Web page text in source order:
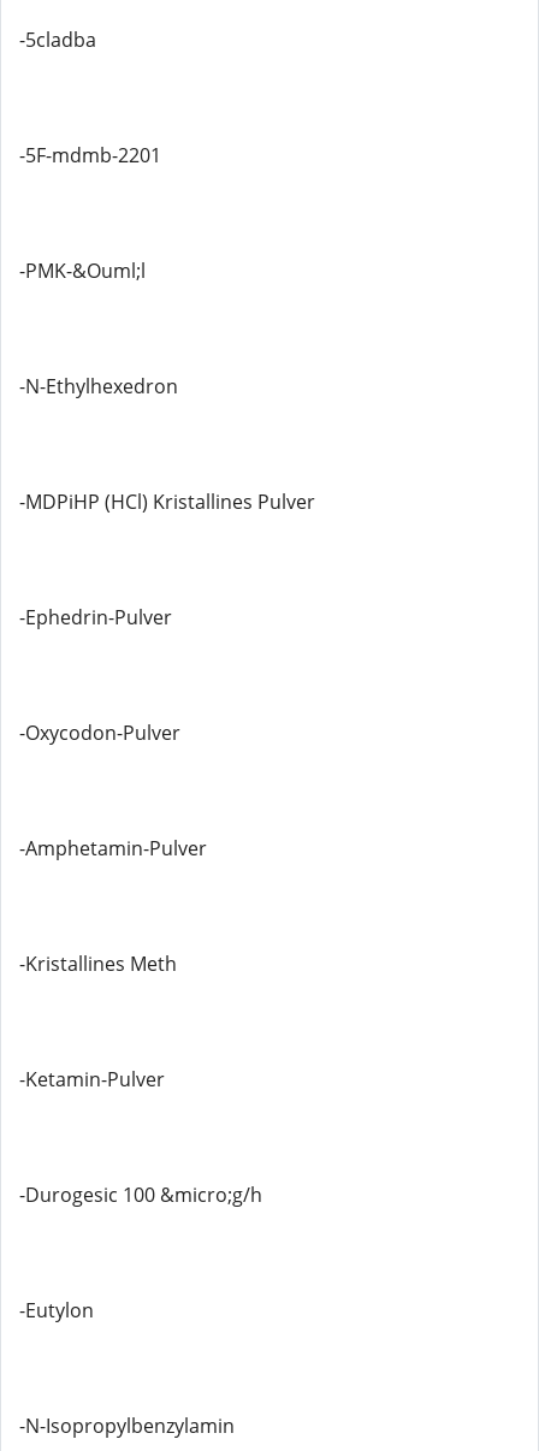
-5cladba
-5F-mdmb-2201
-PMK-&Ouml;l
-N-Ethylhexedron
-MDPiHP (HCl) Kristallines Pulver
-Ephedrin-Pulver
-Oxycodon-Pulver
-Amphetamin-Pulver
-Kristallines Meth
-Ketamin-Pulver
-Durogesic 100 &micro;g/h
-Eutylon
-N-Isopropylbenzylamin